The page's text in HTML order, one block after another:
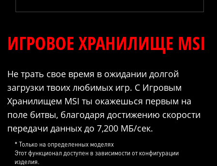
ИГРОВОЕ ХРАНИЛИЩЕ MSI
Не трать свое время в ожидании долгой
загрузки твоих любимых игр. С Игровым
Хранилищем MSI ты окажешься первым на
поле битвы, благодаря достижению скорости
передачи данных до 7,200 МБ/сек.
* Только на определенных моделях
Этот функционал доступен в зависимости от конфигурации
изделия.